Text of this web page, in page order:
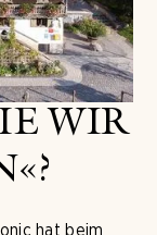
WIR
hat beim